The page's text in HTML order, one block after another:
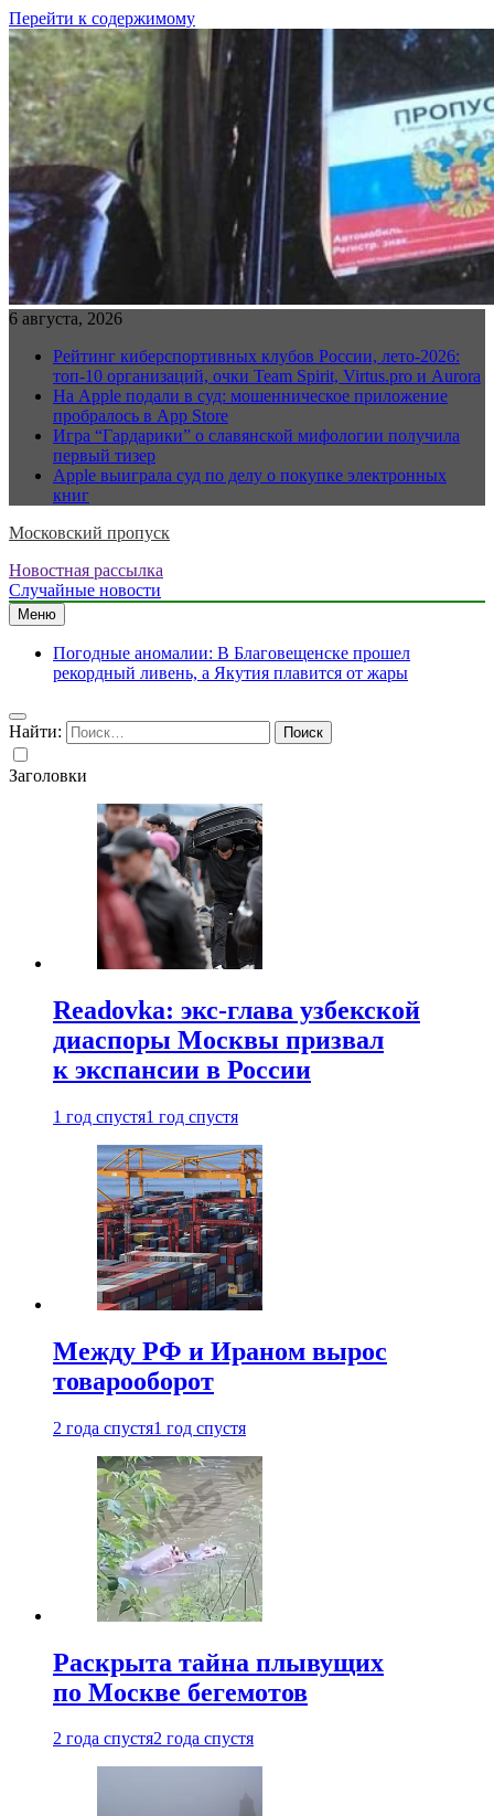
Перейти к содержимому
6 августа, 2026
Рейтинг киберспортивных клубов России, лето-2026:
топ-10 организаций, очки Team Spirit, Virtus.pro и Aurora
На Apple подали в суд: мошенническое приложение
пробралось в App Store
Игра “Гардарики” о славянской мифологии получила
первый тизер
Apple выиграла суд по делу о покупке электронных
книг
Московский пропуск
Новостная рассылка
Случайные новости
Меню
Погодные аномалии: В Благовещенске прошел
рекордный ливень, а Якутия плавится от жары
Найти:
Заголовки
Readovka: экс-глава узбекской
диаспоры Москвы призвал
к экспансии в России
1 год спустя1 год спустя
Между РФ и Ираном вырос
товарооборот
2 года спустя1 год спустя
Раскрыта тайна плывущих
по Москве бегемотов
2 года спустя2 года спустя